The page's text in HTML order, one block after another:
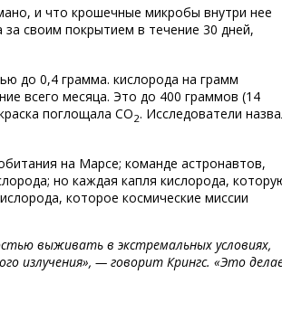
и что крошечные микробы внутри нее
своим покрытием в течение 30 дней,
до 0,4 грамма. кислорода на грамм
всего месяца. Это до 400 граммов (14
поглощала CO2. Исследователи
на Марсе; команде астронавтов,
но каждая капля кислорода,
которое космические миссии
выживать в экстремальных условиях,
излучения», — говорит Крингс. «Это